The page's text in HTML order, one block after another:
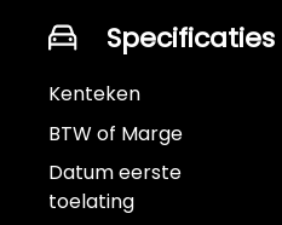
Specificaties
Kenteken
BTW of Marge
Datum eerste
toelating